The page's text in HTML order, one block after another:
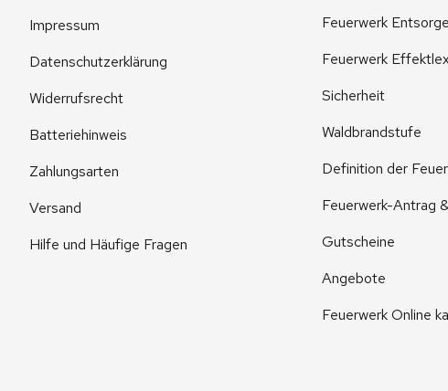
Impressum
Datenschutzerklärung
Widerrufsrecht
Batteriehinweis
Zahlungsarten
Versand
Hilfe und Häufige Fragen
Feuerwerk
Feuerwerk
Sicherheit
Waldbrandstufe
Definition der
Feuerwerk-Antrag
Gutscheine
Angebote
Feuerwerk Online